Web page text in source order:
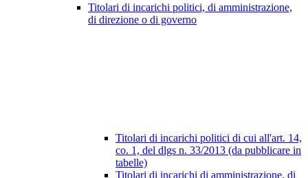
Titolari di incarichi politici, di amministrazione,
di direzione o di governo
Titolari di incarichi politici di cui all'art. 14,
co. 1, del dlgs n. 33/2013 (da pubblicare in
tabelle)
Titolari di incarichi di amministrazione, di